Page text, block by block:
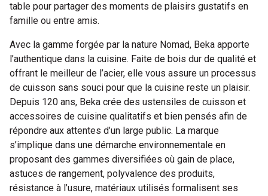
table pour partager des moments de plaisirs gustatifs en
famille ou entre amis.
Avec la gamme forgée par la nature Nomad, Beka apporte
l’authentique dans la cuisine. Faite de bois dur de qualité et
offrant le meilleur de l’acier, elle vous assure un processus
de cuisson sans souci pour que la cuisine reste un plaisir.
Depuis 120 ans, Beka crée des ustensiles de cuisson et
accessoires de cuisine qualitatifs et bien pensés afin de
répondre aux attentes d’un large public. La marque
s’implique dans une démarche environnementale en
proposant des gammes diversifiées où gain de place,
astuces de rangement, polyvalence des produits,
résistance à l’usure, matériaux utilisés formalisent ses